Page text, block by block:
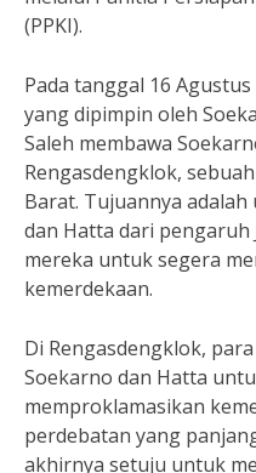
(PPKI).
Pada tanggal 16
yang dipimpin oleh
Saleh membawa
Rengasdengklok,
Barat. Tujuannya
dan Hatta dari pengaruh
mereka untuk segera
kemerdekaan.
Di Rengasdengklok,
Soekarno dan Hatta
memproklamasikan
perdebatan yang
akhirnya setuju untuk